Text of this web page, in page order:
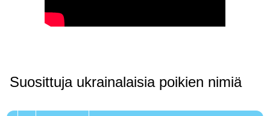
Suosittuja ukrainalaisia poikien nimiä